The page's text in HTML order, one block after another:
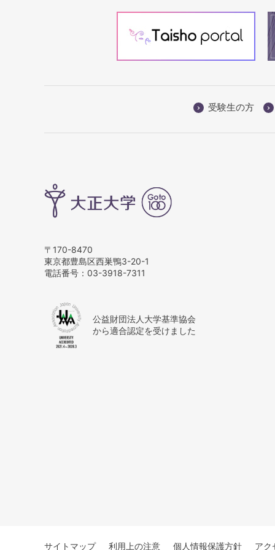
受験生の方
〒170-8470
東京都豊島区西巣鴨3-20-1
電話番号： 03-3918-7311
公益財団法人大学基準協会
から適合認定を受けました
サイトマップ 利用上の注意 個人情報保護方針 アク